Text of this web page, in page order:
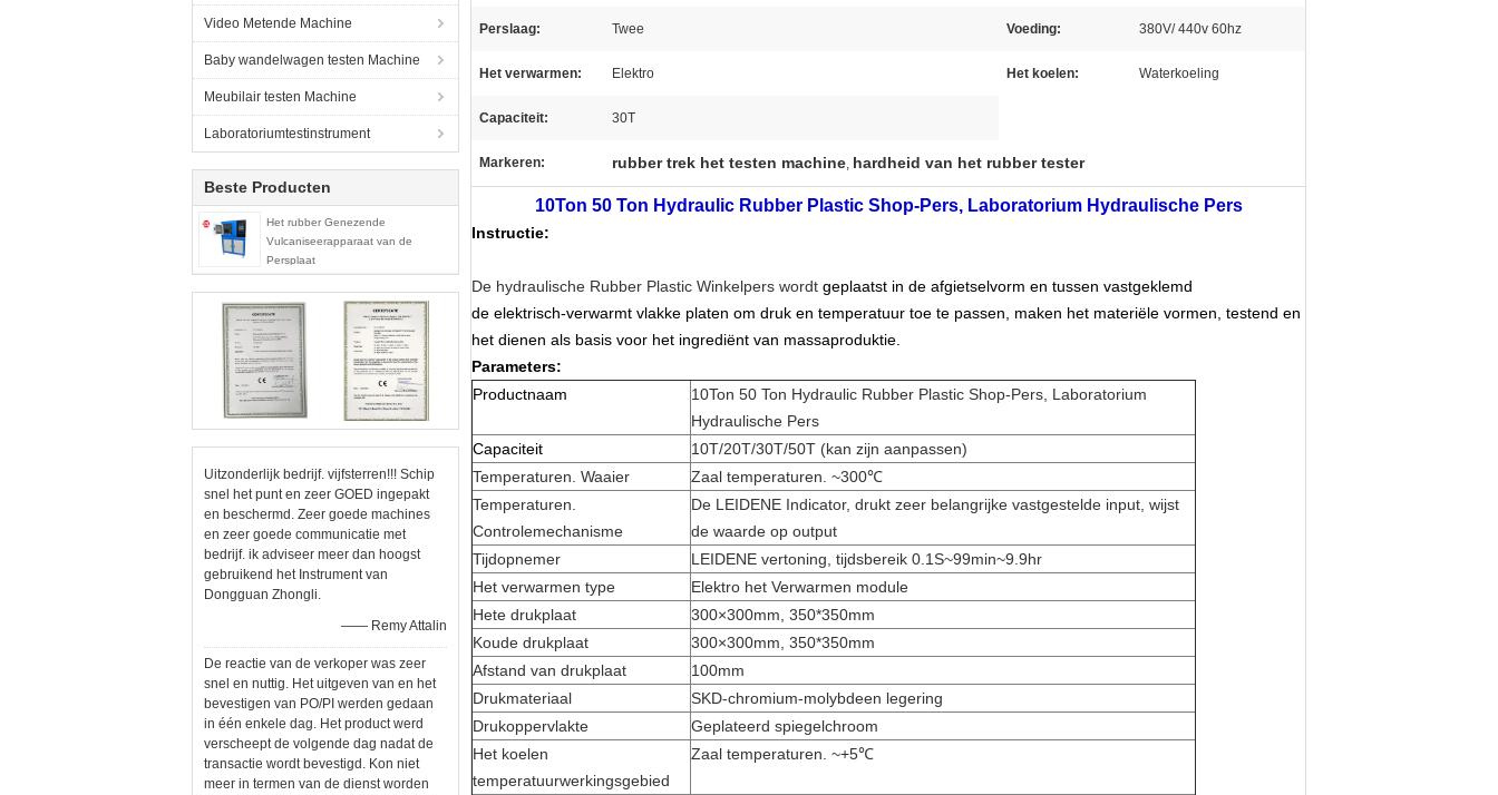
Video Metende Machine
Baby wandelwagen testen Machine
Meubilair testen Machine
Laboratoriumtestinstrument
Beste Producten
Het rubber Genezende
Vulcaniseerapparaat van de
Persplaat
Uitzonderlijk bedrijf. vijfsterren!!! Schip
snel het punt en zeer GOED ingepakt
en beschermd. Zeer goede machines
en zeer goede communicatie met
bedrijf. ik adviseer meer dan hoogst
gebruikend het Instrument van
Dongguan Zhongli.
—— Remy Attalin
De reactie van de verkoper was zeer
snel en nuttig. Het uitgeven van en het
bevestigen van PO/PI werden gedaan
in één enkele dag. Het product werd
verscheept de volgende dag nadat de
transactie wordt bevestigd. Kon niet
meer in termen van de dienst worden
Perslaag: Twee Voeding: 380V/ 440v 60hz
Het verwarmen: Elektro Het koelen: Waterkoeling
Capaciteit: 30T
Markeren: rubber trek het testen machine, hardheid van het rubber tester
10Ton 50 Ton Hydraulic Rubber Plastic Shop-Pers, Laboratorium Hydraulische Pers
Instructie:
De hydraulische Rubber Plastic Winkelpers wordt geplaatst in de afgietselvorm en tussen vastgeklemd
de elektrisch-verwarmt vlakke platen om druk en temperatuur toe te passen, maken het materiële vormen, testend en
het dienen als basis voor het ingrediënt van massaproduktie.
Parameters:
Productnaam
10Ton 50 Ton Hydraulic Rubber Plastic Shop-Pers, Laboratorium
Hydraulische Pers
Capaciteit
10T/20T/30T/50T (kan zijn aanpassen)
Temperaturen. Waaier
Zaal temperaturen. ~300℃
Temperaturen.
Controlemechanisme
De LEIDENE Indicator, drukt zeer belangrijke vastgestelde input, wijst
de waarde op output
Tijdopnemer
LEIDENE vertoning, tijdsbereik 0.1S~99min~9.9hr
Het verwarmen type
Elektro het Verwarmen module
Hete drukplaat
300×300mm, 350*350mm
Koude drukplaat
300×300mm , 350*350mm
Afstand van drukplaat
100mm
Drukmateriaal
SKD-chromium-molybdeen legering
Drukoppervlakte
Geplateerd spiegelchroom
Het koelen
temperatuurwerkingsgebied
Zaal temperaturen. ~+5℃